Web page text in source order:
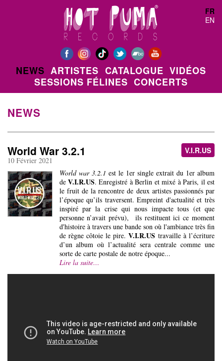
FR
EN
NEWS ARTISTES CATALOGUE VIDÉOS
SESSIONS FÉLINES CONCERTS
NEWS
V.I.R.US
World War 3.2.1
10 Février 2021
World war 3.2.1 est le 1er single extrait du 1er album
de V.I.R.US. Enregistré à Berlin et mixé à Paris, il est
le fruit de la rencontre de deux artistes passionnés par
l’époque qu’ils traversent. Empreint d'actualité et très
inspiré par la crise qui nous impacte tous (et que
personne n’avait prévu), ils restituent ici ce moment
d'histoire à travers une bande son où l'ambiance très fin
de règne côtoie le pire.V.I.R.US travaille à l’écriture
d’un album où l’actualité sera centrale comme une
sorte de carte postale de notre époque...
Lire la suite…